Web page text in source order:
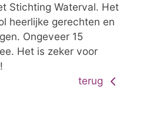
Stichting Waterval. Het
heerlijke gerechten en
Ongeveer 15
Het is zeker voor
terug